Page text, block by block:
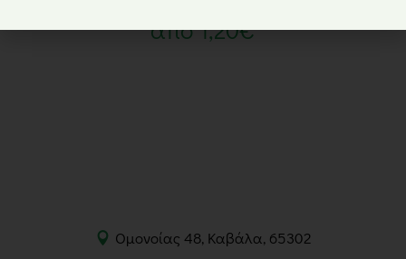
από1,20€
Ομονοίας 48, Καβάλα, 65302